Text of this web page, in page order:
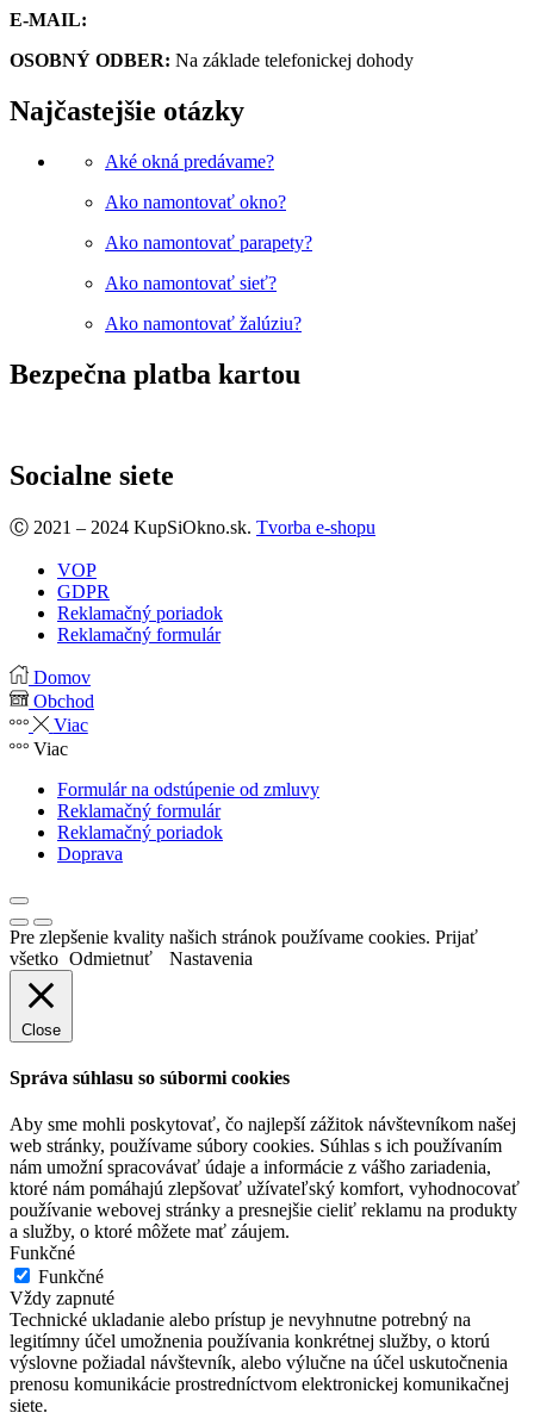
E-MAIL:
OSOBNÝ ODBER: Na základe telefonickej dohody
Najčastejšie otázky
Aké okná predávame?
Ako namontovať okno?
Ako namontovať parapety?
Ako namontovať sieť?
Ako namontovať žalúziu?
Bezpečna platba kartou
Socialne siete
Facebook
Ⓒ 2021 – 2024 KupSiOkno.sk. Tvorba e-shopu
VOP
GDPR
Reklamačný poriadok
Reklamačný formulár
Domov
Obchod
Viac
Viac
Formulár na odstúpenie od zmluvy
Reklamačný formulár
Reklamačný poriadok
Doprava
Pre zlepšenie kvality našich stránok používame cookies. Prijať
všetko Odmietnuť Nastavenia
Close
Správa súhlasu so súbormi cookies
Aby sme mohli poskytovať, čo najlepší zážitok návštevníkom našej
web stránky, používame súbory cookies. Súhlas s ich používaním
nám umožní spracovávať údaje a informácie z vášho zariadenia,
ktoré nám pomáhajú zlepšovať užívateľský komfort, vyhodnocovať
používanie webovej stránky a presnejšie cieliť reklamu na produkty
a služby, o ktoré môžete mať záujem.
Funkčné
Funkčné
Vždy zapnuté
Technické ukladanie alebo prístup je nevyhnutne potrebný na
legitímny účel umožnenia používania konkrétnej služby, o ktorú
výslovne požiadal návštevník, alebo výlučne na účel uskutočnenia
prenosu komunikácie prostredníctvom elektronickej komunikačnej
siete.